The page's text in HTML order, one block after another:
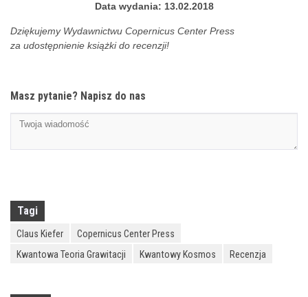
Data wydania: 13.02.2018
Dziękujemy Wydawnictwu Copernicus Center Press
za udostępnienie książki do recenzji!
Masz pytanie? Napisz do nas
Tagi
Claus Kiefer
Copernicus Center Press
Kwantowa Teoria Grawitacji
Kwantowy Kosmos Recenzja